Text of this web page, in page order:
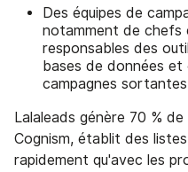
Des équipes de
notamment de chefs
responsables des
bases de données
campagnes sortantes
Lalaleads génère 70 %
Cognism, établit des
rapidement qu'avec les